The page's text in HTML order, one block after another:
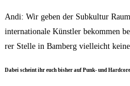
Andi: Wir geben der Sub­kul­tur
inter­na­tio­na­le Künst­ler bekom­men
rer Stel­le in Bam­berg viel­leicht
Dabei scheint ihr euch bis­her auf Punk- und